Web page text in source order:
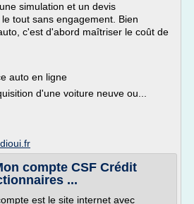
simulation et un devis
tout sans engagement. Bien
c'est d'abord maîtriser le coût de
auto en ligne
d'une voiture neuve ou...
compte CSF Crédit
...
est le site internet avec